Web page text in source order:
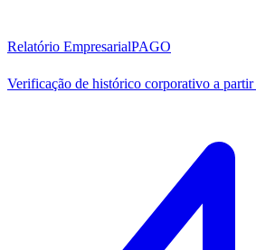
Relatório EmpresarialPAGO
Verificação de histórico corporativo a